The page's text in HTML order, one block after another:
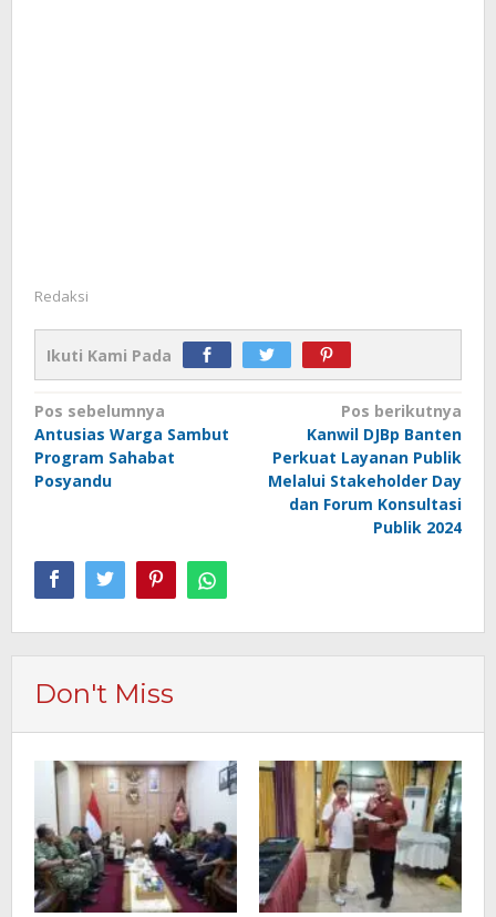
Redaksi
Ikuti Kami Pada
Navigasi
pos
Pos sebelumnya
Antusias Warga Sambut
Program Sahabat
Posyandu
Pos berikutnya
Kanwil DJBp Banten
Perkuat Layanan Publik
Melalui Stakeholder Day
dan Forum Konsultasi
Publik 2024
Don't Miss